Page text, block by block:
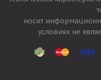
носит
условиях не